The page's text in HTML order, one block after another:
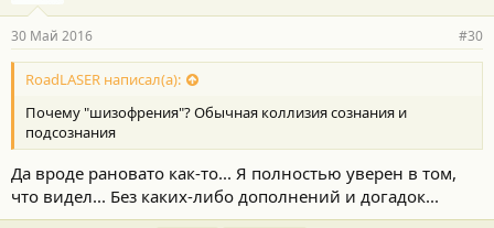
30 Май 2016 #30
RoadLASER написал(а):
Почему "шизофрения"? Обычная коллизия сознания и
подсознания
Да вроде рановато как-то... Я полностью уверен в том,
что видел... Без каких-либо дополнений и догадок...